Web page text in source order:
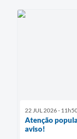
22 JUL 2026 -
Atenção
aviso!